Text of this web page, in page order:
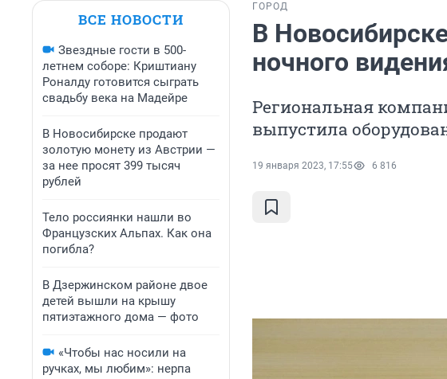
ВСЕ НОВОСТИ
Звездные гости в 500-
летнем соборе: Криштиану
Роналду готовится сыграть
свадьбу века на Мадейре
В Новосибирске продают
золотую монету из Австрии —
за нее просят 399 тысяч
рублей
Тело россиянки нашли во
Французских Альпах. Как она
погибла?
В Дзержинском районе двое
детей вышли на крышу
пятиэтажного дома — фото
«Чтобы нас носили на
ручках, мы любим»: нерпа
ГОРОД
В
ночного
Региональная
выпустила
19 января 2023, 17:55 6 816